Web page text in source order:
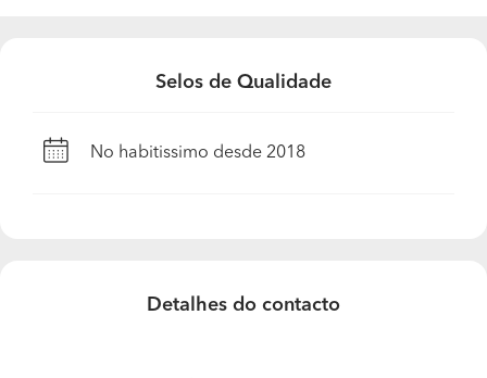
Selos de Qualidade
No habitissimo desde 2018
Detalhes do contacto